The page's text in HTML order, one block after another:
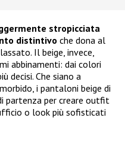
stropicciata
distintivo che dona al
Il beige, invece,
abbinamenti: dai colori
decisi. Che siano a
i pantaloni beige di
partenza per creare outfit
o look più sofisticati